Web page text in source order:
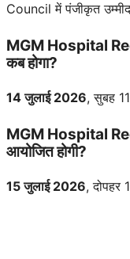
Council में पंजीकृत
MGM Hospital
कब होगा?
14 जुलाई 2026, सुबह
MGM Hospital
आयोजित होगी?
15 जुलाई 2026, दोपहर